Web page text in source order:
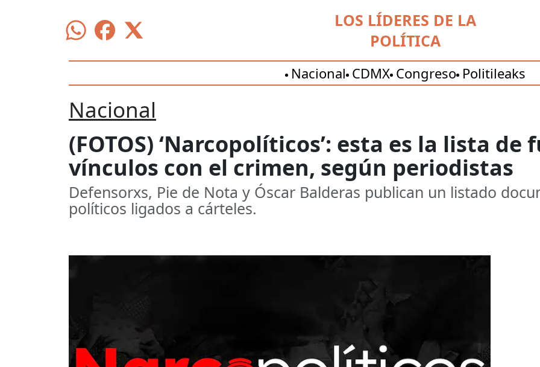
LOS LÍDERES DE LA
POLÍTICA
Nacional CDMX Congreso Politileaks
Nacional
(FOTOS) ‘Narcopolíticos’: esta es la lista
vínculos con el crimen, según periodistas
Defensorxs, Pie de Nota y Óscar Balderas publican un listado
políticos ligados a cárteles.